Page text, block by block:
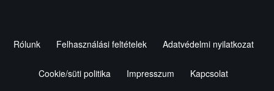
Rólunk Felhasználási feltételek Adatvédelmi nyilatkozat
Cookie/süti politika Impresszum Kapcsolat